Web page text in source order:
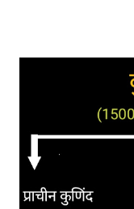
सोमचंद के आने की अनेक
सोमचंद 11 वीं सदी के आरंभ
मुलाकात कत्यूरी नरेश
योग्यता, रूप-रंग व
एकलौती पुत्री चंपा का विवाह